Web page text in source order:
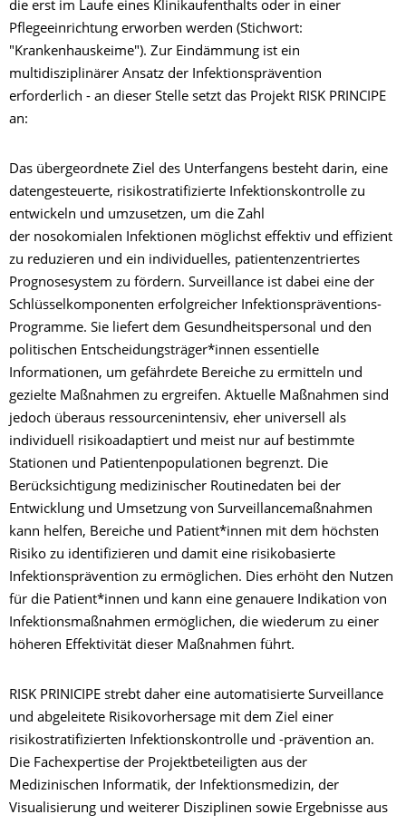
die erst im Laufe eines Klinikaufenthalts oder in einer
Pflegeeinrichtung erworben werden (Stichwort:
"Krankenhauskeime"). Zur Eindämmung ist ein
multidisziplinärer Ansatz der Infektionsprävention
erforderlich - an dieser Stelle setzt das Projekt RISK PRINCIPE
an:
Das übergeordnete Ziel des Unterfangens besteht darin, eine
datengesteuerte, risikostratifizierte Infektionskontrolle zu
entwickeln und umzusetzen, um die Zahl
der nosokomialen Infektionen möglichst effektiv und effizient
zu reduzieren und ein individuelles, patientenzentriertes
Prognosesystem zu fördern. Surveillance ist dabei eine der
Schlüsselkomponenten erfolgreicher Infektionspräventions-
Programme. Sie liefert dem Gesundheitspersonal und den
politischen Entscheidungsträger*innen essentielle
Informationen, um gefährdete Bereiche zu ermitteln und
gezielte Maßnahmen zu ergreifen. Aktuelle Maßnahmen sind
jedoch überaus ressourcenintensiv, eher universell als
individuell risikoadaptiert und meist nur auf bestimmte
Stationen und Patientenpopulationen begrenzt. Die
Berücksichtigung medizinischer Routinedaten bei der
Entwicklung und Umsetzung von Surveillancemaßnahmen
kann helfen, Bereiche und Patient*innen mit dem höchsten
Risiko zu identifizieren und damit eine risikobasierte
Infektionsprävention zu ermöglichen. Dies erhöht den Nutzen
für die Patient*innen und kann eine genauere Indikation von
Infektionsmaßnahmen ermöglichen, die wiederum zu einer
höheren Effektivität dieser Maßnahmen führt.
RISK PRINICIPE strebt daher eine automatisierte Surveillance
und abgeleitete Risikovorhersage mit dem Ziel einer
risikostratifizierten Infektionskontrolle und -prävention an.
Die Fachexpertise der Projektbeteiligten aus der
Medizinischen Informatik, der Infektionsmedizin, der
Visualisierung und weiterer Disziplinen sowie Ergebnisse aus